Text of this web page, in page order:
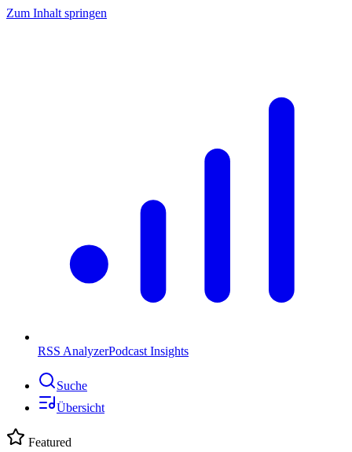
Zum Inhalt springen
RSS AnalyzerPodcast Insights
Suche
Übersicht
Featured